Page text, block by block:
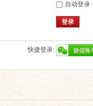
自动登录
登录
快捷登录: